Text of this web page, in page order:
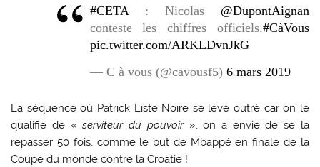
#CETA: Nicolas @DupontAignan
conteste les chiffres officiels.#CàVous
pic.twitter.com/ARKLDvnJkG
— C à vous (@cavousf5) 6 mars 2019
La séquence où Patrick Liste Noire se lève outré car on le
qualifie de «serviteur du pouvoir», on a envie de se la
repasser 50 fois, comme le but de Mbappé en finale de la
Coupe du monde contre la Croatie !